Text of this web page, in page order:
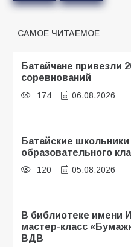
САМОЕ ЧИТАЕМОЕ
Батайчане привезли
соревнований
174 06.08.2026
Батайские
образовательного
120 05.08.2026
В библиотеке имени
мастер-класс
ВДВ